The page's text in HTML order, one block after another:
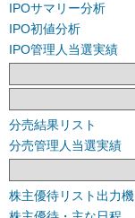
IPOサマリー分析
IPO初値分析
IPO管理人当選実績
分売結果リスト
分売管理人当選実績
株主優待リスト出力機